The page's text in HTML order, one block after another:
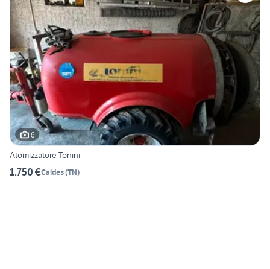
6
Atomizzatore Tonini
1.750 €Caldes(TN)